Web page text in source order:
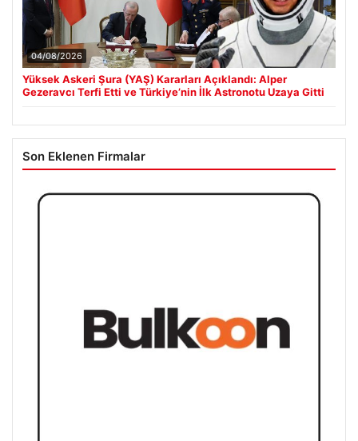
04/08/2026
Yüksek Askeri Şura (YAŞ) Kararları Açıklandı: Alper
Gezeravcı Terfi Etti ve Türkiye’nin İlk Astronotu Uzaya Gitti
Son Eklenen Firmalar